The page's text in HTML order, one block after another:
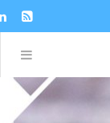
Search